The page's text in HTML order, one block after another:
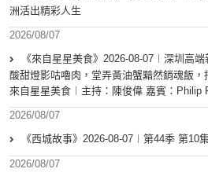
洲活出精彩人生
2026/08/07
《來自星星美食》2026-08-07︱深圳高
酸甜燈影咕嚕肉，堂弄黃油蟹黯然銷魂飯，
來自星星美食︱主持：陳俊偉 嘉賓：Philip
2026/08/07
《西城故事》2026-08-07︱第44季 第10
2026/08/07